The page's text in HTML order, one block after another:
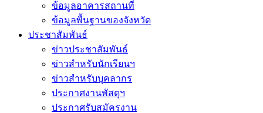
ข้อมูลอาคารสถานที่
ข้อมูลพื้นฐานของจังหวัด
ประชาสัมพันธ์
ข่าวประชาสัมพันธ์
ข่าวสำหรับนักเรียนฯ
ข่าวสำหรับบุคลากร
ประกาศงานพัสดุฯ
ประกาศรับสมัครงาน